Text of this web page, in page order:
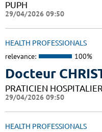
PUPH
29/04/2026 09:50
HEALTH PROFESSIONALS
relevance: 100%
Docteur
PRATICIEN HOSPITALIER
29/04/2026 09:50
HEALTH PROFESSIONALS